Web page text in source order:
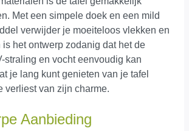
Met een simpele doek en een mild
verwijder je moeiteloos vlekken en
het ontwerp zodanig dat het de
straling en vocht eenvoudig kan
je lang kunt genieten van je tafel
verliest van zijn charme.
Aanbieding